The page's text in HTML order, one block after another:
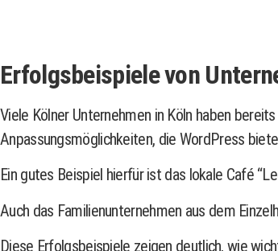
Erfolgsbeispiele von
Viele Kölner Unternehmen in Köln haben
Anpassungsmöglichkeiten, die WordPress
Ein gutes Beispiel hierfür ist das lokale Café
Auch das Familienunternehmen aus dem
Diese Erfolgsbeispiele zeigen deutlich, wie